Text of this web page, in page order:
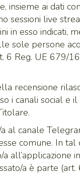
insieme ai dati
sessioni live
in esso indicati,
sole persone
Reg. UE 679/
recensione
i canali social e
al canale
comune. In
a è parte